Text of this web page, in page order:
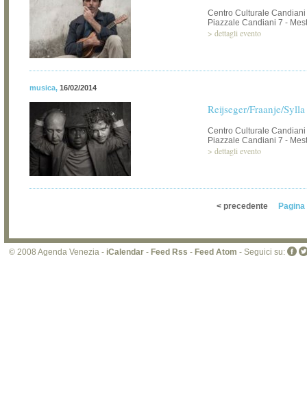
Centro Culturale Candiani
Piazzale Candiani 7 -
> dettagli evento
musica, 16/02/2014
Reijseger/Fraanje/
Centro Culturale Candiani
Piazzale Candiani 7 -
> dettagli evento
< precedente Pagina
© 2008 Agenda Venezia - iCalendar - Feed Rss - Feed Atom - Seguici su: